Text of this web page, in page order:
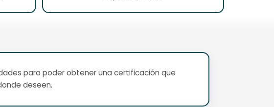
para poder obtener una certificación que
deseen.